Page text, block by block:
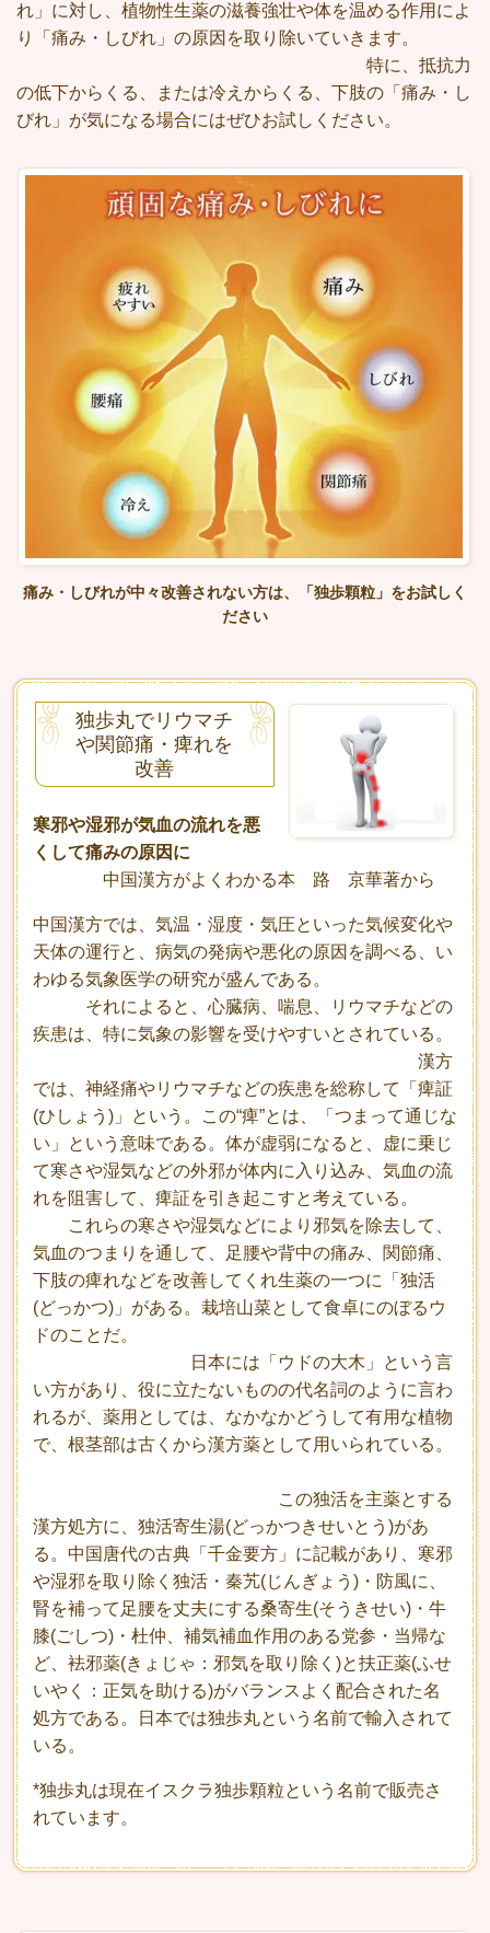
れ」に対し、植物性生薬の滋養強壮や体を温める作用によ
り「痛み・しびれ」の原因を取り除いていきます。
特に、抵抗力
の低下からくる、または冷えからくる、下肢の「痛み・し
びれ」が気になる場合にはぜひお試しください。
痛み・しびれが中々改善されない方は、「独歩顆粒」をお試しく
ださい
独歩丸でリウマチ
や関節痛・痺れを
改善
寒邪や湿邪が気血の流れを悪
くして痛みの原因に
中国漢方がよくわかる本 路 京華著から
中国漢方では、気温・湿度・気圧といった気候変化や
天体の運行と、病気の発病や悪化の原因を調べる、い
わゆる気象医学の研究が盛んである。
それによると、心臓病、喘息、リウマチなどの
疾患は、特に気象の影響を受けやすいとされている。
漢方
では、神経痛やリウマチなどの疾患を総称して「痺証
(ひしょう)」という。この“痺”とは、「つまって通じな
い」という意味である。体が虚弱になると、虚に乗じ
て寒さや湿気などの外邪が体内に入り込み、気血の流
れを阻害して、痺証を引き起こすと考えている。
これらの寒さや湿気などにより邪気を除去して、
気血のつまりを通して、足腰や背中の痛み、関節痛、
下肢の痺れなどを改善してくれ生薬の一つに「独活
(どっかつ)」がある。栽培山菜として食卓にのぼるウ
ドのことだ。
日本には「ウドの大木」という言
い方があり、役に立たないものの代名詞のように言わ
れるが、薬用としては、なかなかどうして有用な植物
で、根茎部は古くから漢方薬として用いられている。
この独活を主薬とする
漢方処方に、独活寄生湯(どっかつきせいとう)があ
る。中国唐代の古典「千金要方」に記載があり、寒邪
や湿邪を取り除く独活・秦艽(じんぎょう)・防風に、
腎を補って足腰を丈夫にする桑寄生(そうきせい)・牛
膝(ごしつ)・杜仲、補気補血作用のある党参・当帰な
ど、袪邪薬(きょじゃ：邪気を取り除く)と扶正薬(ふせ
いやく：正気を助ける)がバランスよく配合された名
処方である。日本では独歩丸という名前で輸入されて
いる。
*独歩丸は現在イスクラ独歩顆粒という名前で販売さ
れています。